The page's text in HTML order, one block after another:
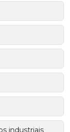
industriais